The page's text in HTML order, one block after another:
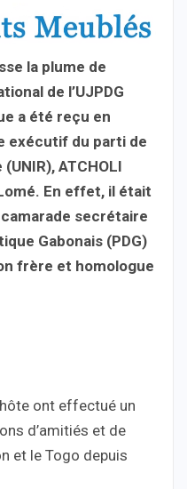
la plume de
de l’UJPDG
a été reçu en
exécutif du parti de
ATCHOLI
En effet, il était
secrétaire
Gabonais (PDG)
frère et homologue
ont effectué un
d’amitiés et de
et le Togo depuis